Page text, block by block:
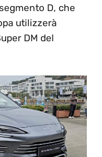
D, che
utilizzerà
DM del